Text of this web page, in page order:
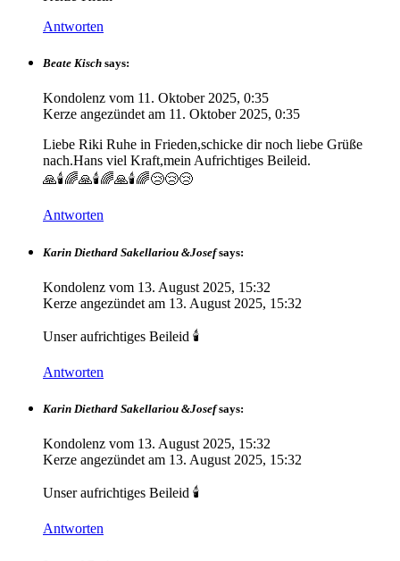
Antworten
Beate Kisch says:
Kondolenz vom 11. Oktober 2025, 0:35
Kerze angezündet am 11. Oktober 2025, 0:35
Liebe Riki Ruhe in Frieden,schicke dir noch liebe Grüße
nach.Hans viel Kraft,mein Aufrichtiges Beileid.
🙏🕯🌈🙏🕯🌈🙏🕯🌈😢😢😢
Antworten
Karin Diethard Sakellariou &Josef says:
Kondolenz vom 13. August 2025, 15:32
Kerze angezündet am 13. August 2025, 15:32
Unser aufrichtiges Beileid 🕯️
Antworten
Karin Diethard Sakellariou &Josef says:
Kondolenz vom 13. August 2025, 15:32
Kerze angezündet am 13. August 2025, 15:32
Unser aufrichtiges Beileid 🕯️
Antworten